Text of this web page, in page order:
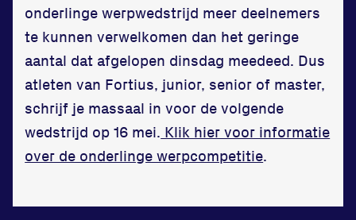
Updates
Atleten
Vereniging
Contact
onderlinge werpwedstrijd meer deelnemers
te kunnen verwelkomen dan het geringe
aantal dat afgelopen dinsdag meedeed. Dus
atleten van Fortius, junior, senior of master,
schrijf je massaal in voor de volgende
wedstrijd op 16 mei. Klik hier voor informatie
over de onderlinge werpcompetitie.